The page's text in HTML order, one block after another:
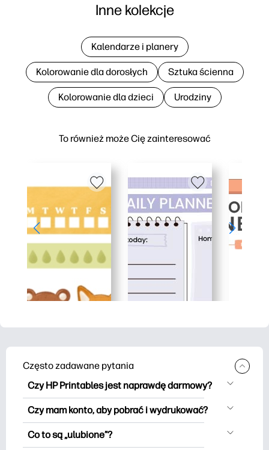
To również może Cię zainteresować
Inne kolekcje
Kalendarze i planery
Kolorowanie dla dorosłych Sztuka ścienna
Kolorowanie dla dzieci Urodziny
Często zadawane pytania
Czy HP Printables jest naprawdę darmowy?
HP Printables oferuje ponad 2500
materiałów do wydrukowania do
pobrania i wydrukowania. Przeglądaj
Czy mam konto, aby pobrać i wydrukować?
Możesz eksplorować i drukować bez
użycia konta. Ale logowanie pomaga
Co to są „ulubione”?